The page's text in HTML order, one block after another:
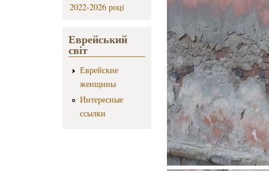
2022-2026 році
Еврейський
світ
Еврейские
женщины
Интересные
ссылки